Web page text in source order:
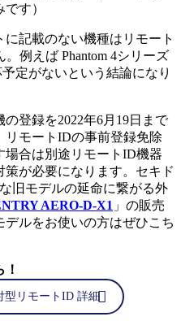
す）
記載のない機種はリモート
例えば Phantom 4シリーズ
定がないという結論になり
登録を2022年6月19日まで
リモートIDの事前登録免除
場合は別途リモートID機器
が必要になります。セキド
旧モデルの延命に繋がる外
AERO-D-X1 」の販売
ルをお使いの方はぜひこち
型リモートID 詳細